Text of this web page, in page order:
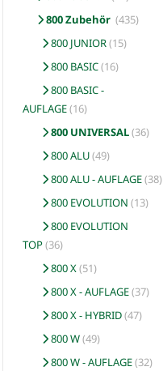
800 Zubehör (435)
800 JUNIOR(15)
800 BASIC(16)
800 BASIC -
AUFLAGE(16)
800 UNIVERSAL(36)
800 ALU(49)
800 ALU - AUFLAGE(38)
800 EVOLUTION (13)
800 EVOLUTION
TOP(36)
800 X(51)
800 X - AUFLAGE(37)
800 X - HYBRID(47)
800 W(49)
800 W - AUFLAGE(32)